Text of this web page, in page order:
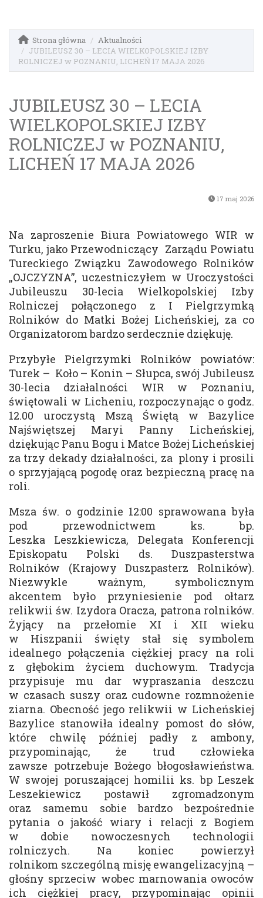
Strona główna
Aktualności
JUBILEUSZ 30 – LECIA WIELKOPOLSKIEJ IZBY
ROLNICZEJ w POZNANIU, LICHEŃ 17 MAJA 2026
JUBILEUSZ 30 – LECIA
WIELKOPOLSKIEJ IZBY
ROLNICZEJ w POZNANIU,
LICHEŃ 17 MAJA 2026
17 maj 2026
Na zaproszenie Biura Powiatowego WIR w
Turku, jako Przewodniczący Zarządu Powiatu
Tureckiego Związku Zawodowego Rolników
„OJCZYZNA”, uczestniczyłem w Uroczystości
Jubileuszu 30-lecia Wielkopolskiej Izby
Rolniczej połączonego z I Pielgrzymką
Rolników do Matki Bożej Licheńskiej, za co
Organizatorom bardzo serdecznie dziękuję.
Przybyłe Pielgrzymki Rolników powiatów:
Turek – Koło – Konin – Słupca, swój Jubileusz
30-lecia działalności WIR w Poznaniu,
świętowali w Licheniu, rozpoczynając o godz.
12.00 uroczystą Mszą Świętą w Bazylice
Najświętszej Maryi Panny Licheńskiej,
dziękując Panu Bogu i Matce Bożej Licheńskiej
za trzy dekady działalności, za plony i prosili
o sprzyjającą pogodę oraz bezpieczną pracę na
roli.
Msza św. o godzinie 12:00 sprawowana była
pod przewodnictwem ks. bp.
Leszka Leszkiewicza, Delegata Konferencji
Episkopatu Polski ds. Duszpasterstwa
Rolników (Krajowy Duszpasterz Rolników).
Niezwykle ważnym, symbolicznym
akcentem było przyniesienie pod ołtarz
relikwii św. Izydora Oracza, patrona rolników.
Żyjący na przełomie XI i XII wieku
w Hiszpanii święty stał się symbolem
idealnego połączenia ciężkiej pracy na roli
z głębokim życiem duchowym. Tradycja
przypisuje mu dar wypraszania deszczu
w czasach suszy oraz cudowne rozmnożenie
ziarna. Obecność jego relikwii w Licheńskiej
Bazylice stanowiła idealny pomost do słów,
które chwilę później padły z ambony,
przypominając, że trud człowieka
zawsze potrzebuje Bożego błogosławieństwa.
W swojej poruszającej homilii ks. bp Leszek
Leszekiewicz postawił zgromadzonym
oraz samemu sobie bardzo bezpośrednie
pytania o jakość wiary i relacji z Bogiem
w dobie nowoczesnych technologii
rolniczych. Na koniec powierzył
rolnikom szczególną misję ewangelizacyjną –
głośny sprzeciw wobec marnowania owoców
ich ciężkiej pracy, przypominając opinii